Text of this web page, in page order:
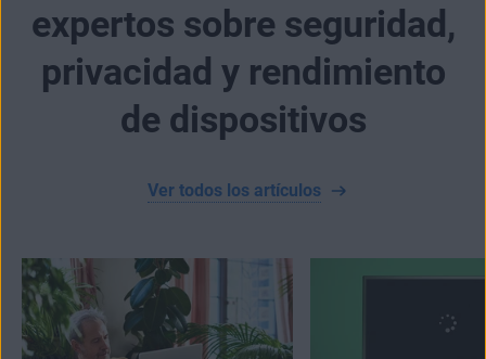
expertos sobre seguridad,
privacidad y rendimiento
de dispositivos
Ver todos los artículos